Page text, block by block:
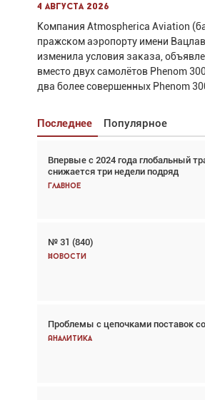
4 августа 2026
Компания Atmospherica Aviation
пражском аэропорту имени
изменила условия заказа,
вместо двух самолётов Phenom
два более совершенных Phenom
Последнее Популярное
Впервые с 2024 года глобальный
снижается три недели подряд
Главное
№ 31 (840)
Новости
Проблемы с цепочками поставок
Аналитика
Взгляд с высоты: тандем
спасательных операциях
Главное
Авиационный фотограф Дэйв Кох:
говорит сама за себя... а ИИ всё
Впервые с 2024 года глобальный
снижается три недели подряд